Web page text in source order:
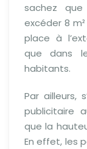
sachez
excéder 8
place à
que dans
habitants.
Par ailleurs,
publicitaire
que la
En effet, les